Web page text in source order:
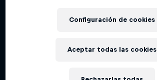
Lima, PeruConfiguración de cookies
Aceptar todas las cookies